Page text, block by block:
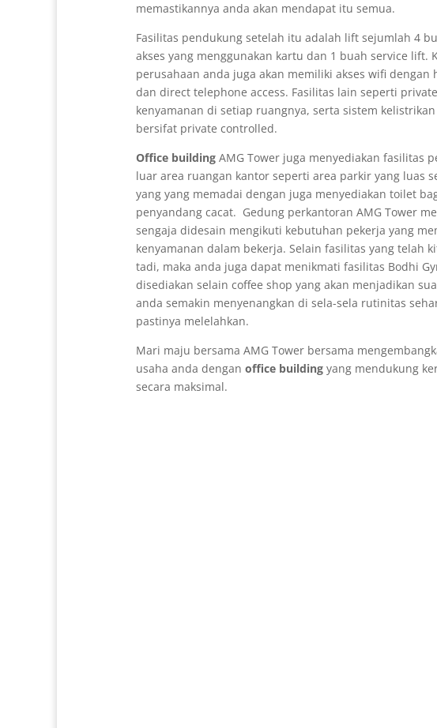
memastikannya anda akan mendapat itu semua.
Fasilitas pendukung setelah itu adalah lift sejumlah 4
akses yang menggunakan kartu dan 1 buah service lift.
perusahaan anda juga akan memiliki akses wifi dengan
dan direct telephone access. Fasilitas lain seperti
kenyamanan di setiap ruangnya, serta sistem
bersifat private controlled.
Office buildingAMG Tower juga menyediakan fasilitas
luar area ruangan kantor seperti area parkir yang luas
yang yang memadai dengan juga menyediakan toilet
penyandang cacat. Gedung perkantoran AMG Tower
sengaja didesain mengikuti kebutuhan pekerja yang
kenyamanan dalam bekerja. Selain fasilitas yang telah
tadi, maka anda juga dapat menikmati fasilitas Bodhi
disediakan selain coffee shop yang akan menjadikan
anda semakin menyenangkan di sela-sela rutinitas
pastinya melelahkan.
Mari maju bersama AMG Tower bersama
usaha anda dengan office buildingyang mendukung
secara maksimal.